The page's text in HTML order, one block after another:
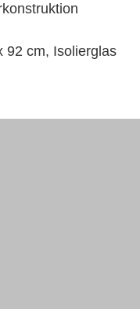
92 cm, Isolierglas